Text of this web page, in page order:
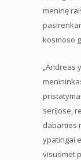
meninę
kosmoso
„Andreas
serijose,
dabarties
ypatingai
visuomet